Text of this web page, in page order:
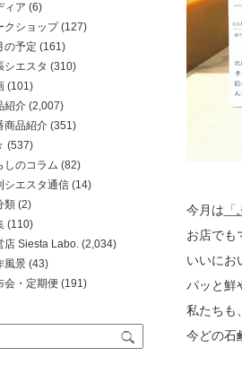
今月は
お店でも
いいにお
パッと鮮
私たちも
今どの石
ィア (6)
クショップ(127)
の予定 (161)
シエスタ (310)
(101)
紹介 (2,007)
商品紹介 (351)
(537)
しのコラム (82)
シエスタ通信 (14)
類 (2)
(110)
店 Siesta Labo. (2,034)
風景 (43)
会・定期便 (191)